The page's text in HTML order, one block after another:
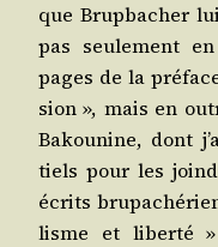
que Brup­ba­cher
pas seule­ment
pages de la
sion », mais en
Bakou­nine, dont
tiels pour les
écrits
lisme et liber­té